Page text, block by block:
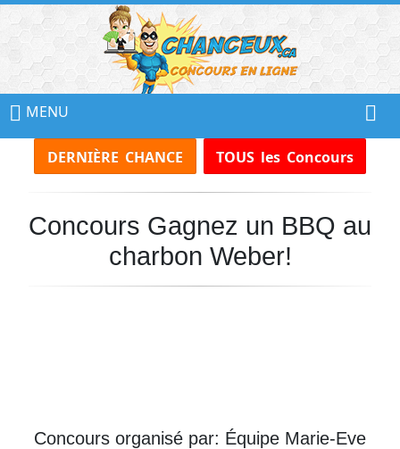
MENU
DERNIÈRE CHANCE TOUS les Concours
Concours Gagnez un BBQ au
charbon Weber!
Concours organisé par: Équipe Marie-Eve
📢
Ne
Manquez
Aucun
Concours!
Inscrivez-